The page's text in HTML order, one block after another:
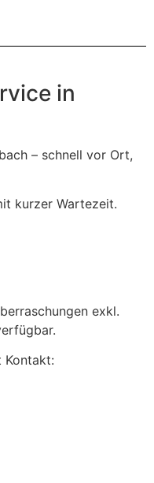
in
– schnell vor Ort,
kurzer Wartezeit.
exkl.